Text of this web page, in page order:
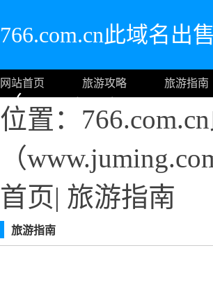
766.com.cn此域名出
（www.juming.com/
可。
网站首页 旅游攻略 旅游指南
位置：
（
首页| 旅游指南
旅游指南